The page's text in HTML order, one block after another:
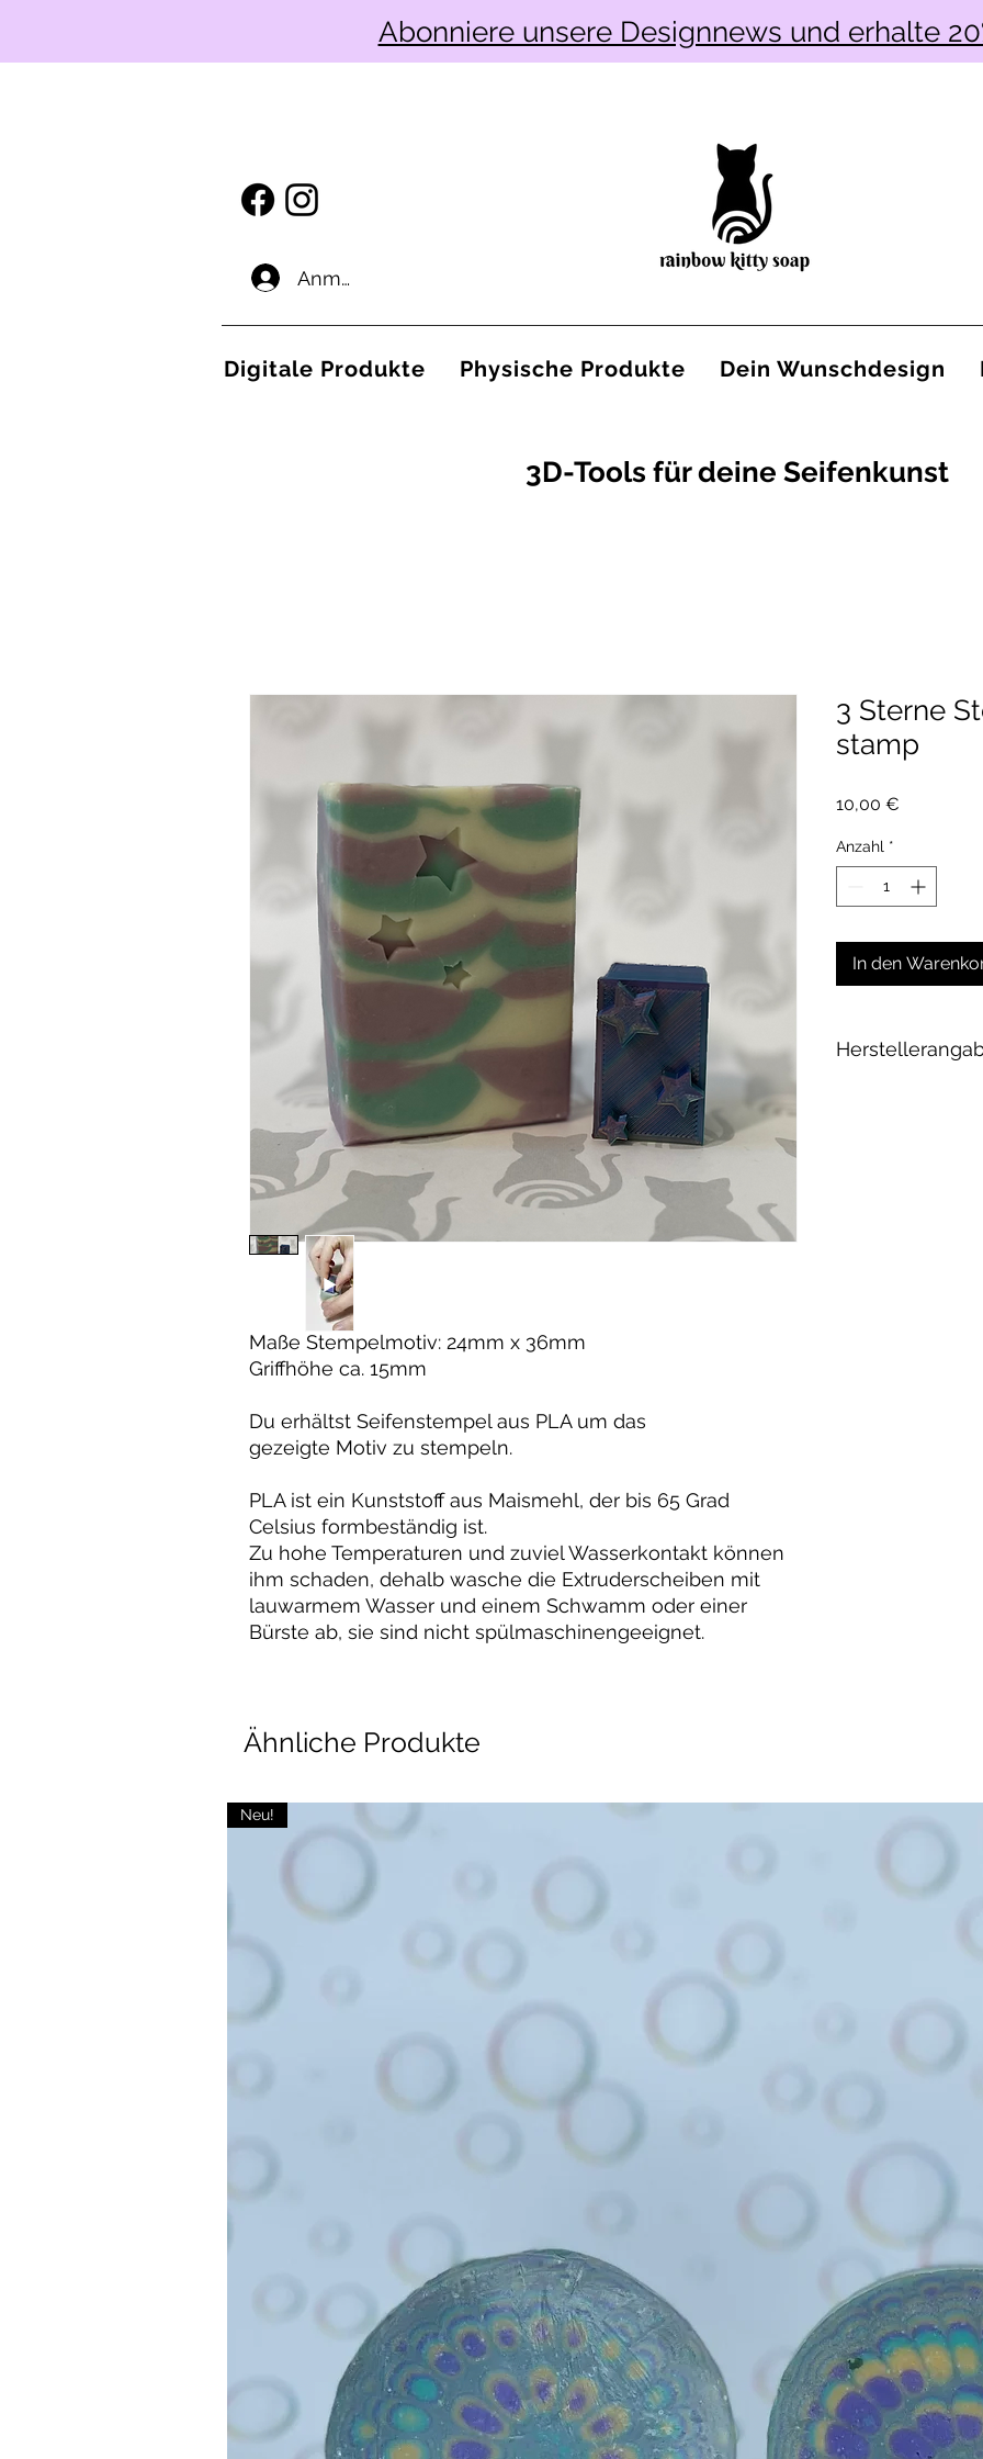
Abonniere unsere Designnews und erhalte
Anmelden
Digitale Produkte Physische Produkte Dein Wunschdesign
3D-Tools für deine Seifenkunst
Maße Stempelmotiv: 24mm x 36mm
Griffhöhe ca. 15mm
Du erhältst Seifenstempel aus PLA um das
gezeigte Motiv zu stempeln.
PLA ist ein Kunststoff aus Maismehl, der bis 65 Grad
Celsius formbeständig ist.
Zu hohe Temperaturen und zuviel Wasserkontakt können
ihm schaden, dehalb wasche die Extruderscheiben mit
lauwarmem Wasser und einem Schwamm oder einer
Bürste ab, sie sind nicht spülmaschinengeeignet.
3 Sterne
stamp
10,00 €
Anzahl *
In den
Ähnliche Produkte
Neu!